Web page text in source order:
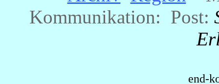
Kommunikation: Post:
end-